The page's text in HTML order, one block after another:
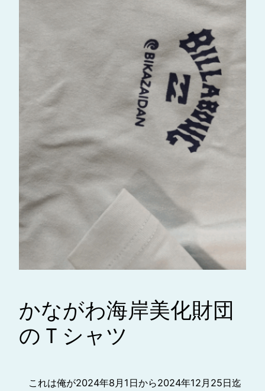
かながわ海岸美化財団
のＴシャツ
これは俺が2024年8月1日から2024年12月25日迄